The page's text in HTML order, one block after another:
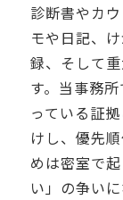
診断書やカ
モや日記、
録、そして
す。当事務
っている証
けし、優先
めは密室で
い」の争い